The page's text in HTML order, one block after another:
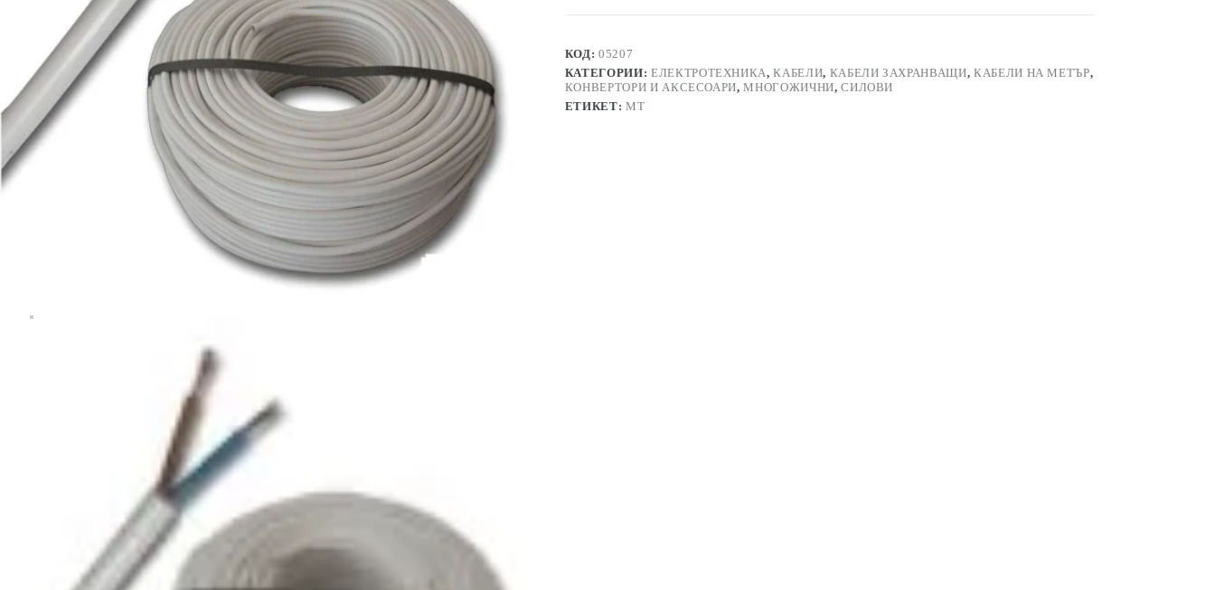
алуминий,
мрежови,
бял,
ШВПЛ-
Б,
КОД:05207
КАТЕГОРИИ: ЕЛЕКТРОТЕХНИКА,КАБЕЛИ, КАБЕЛИ ЗАХРАНВАЩИ, КАБЕЛИ НА МЕТЪР,
КОНВЕРТОРИ И АКСЕСОАРИ,МНОГОЖИЧНИ,СИЛОВИ
ЕТИКЕТ: MT